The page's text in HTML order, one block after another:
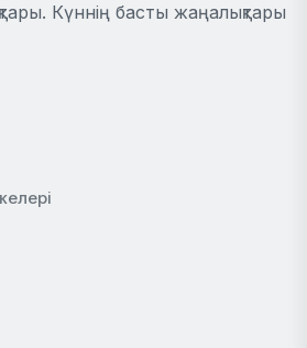
Күннің басты жаңалықтары